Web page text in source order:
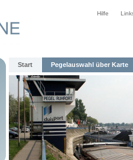
Hilfe
Start Pegelauswahl über Karte